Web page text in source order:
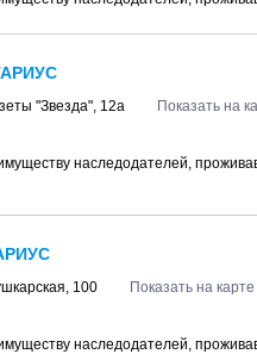
"Звезда", 12а
Показать на
наследодателей,
100
Показать на карте
наследодателей,